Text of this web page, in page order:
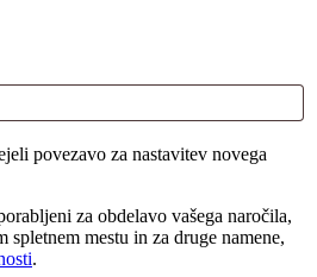
povezavo za nastavitev novega
za obdelavo vašega naročila,
spletnem mestu in za druge namene,
.